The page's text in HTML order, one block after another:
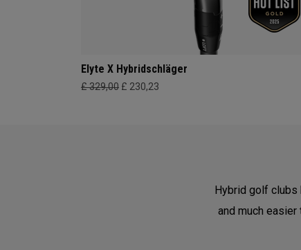
Elyte X Hybridschläger
£ 329,00 £ 230,23
Hybrid golf clubs
and much